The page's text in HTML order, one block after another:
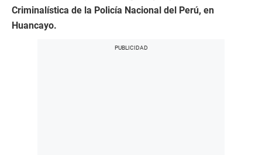
Criminalística de la Policía Nacional del Perú, en
Huancayo.